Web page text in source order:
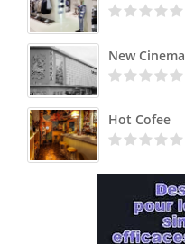
New Cinema
Hot Cofee